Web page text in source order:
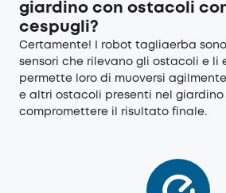
giardino con ostacoli
cespugli?
Certamente! I robot tagliaerba
sensori che rilevano gli ostacoli e li
permette loro di muoversi
e altri ostacoli presenti nel giardino
compromettere il risultato finale.